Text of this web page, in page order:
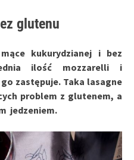
glutenu
kukurydzianej i bez
ilość mozzarelli i
zastępuje. Taka lasagne
problem z glutenem, a
jedzeniem.